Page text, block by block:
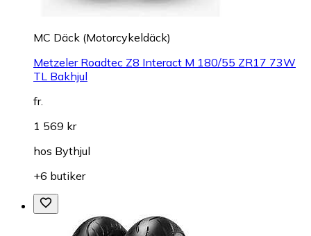
MC Däck (Motorcykeldäck)
Metzeler Roadtec Z8 Interact M 180/55 ZR17 73W
TL Bakhjul
fr.
1 569 kr
hos Bythjul
+6 butiker